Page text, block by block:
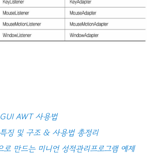
AWT 사용법
징 및 구조 & 사용법 총정리
만드는 미니언 성적관리프로그램 예제